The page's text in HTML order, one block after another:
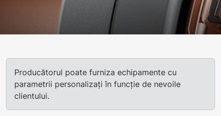
Producătorul poate furniza echipamente cu
parametrii personalizați în funcție de nevoile
clientului.